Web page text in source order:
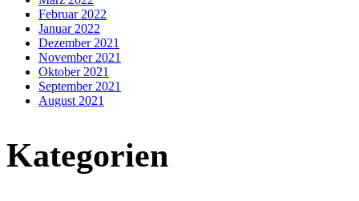
Februar 2022
Januar 2022
Dezember 2021
November 2021
Oktober 2021
September 2021
August 2021
Kategorien